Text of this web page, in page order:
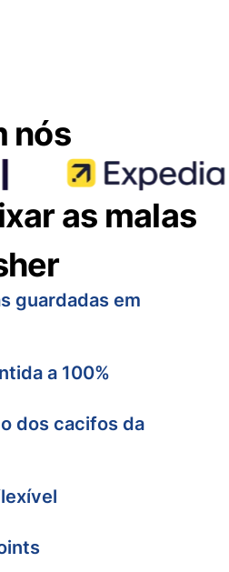
nós
as malas
guardadas em
a 100%
dos cacifos da